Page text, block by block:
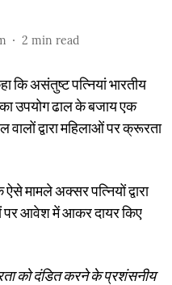
2 min read
कि असंतुष्ट पत्नियां भारतीय
उपयोग ढाल के बजाय एक
द्वारा महिलाओं पर क्रूरता
मामले अक्सर पत्नियों द्वारा
पर आवेश में आकर दायर किए
को दंडित करने के प्रशंसनीय